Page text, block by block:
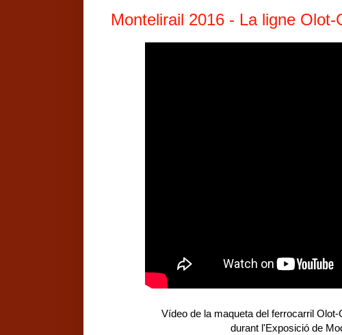
Montelirail 2016 - La ligne Olot-
Vídeo de la maqueta del ferrocarril
durant l'Exposició de